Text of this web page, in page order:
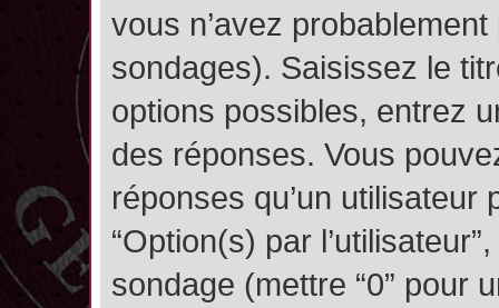
vous n’avez
sondages). Saisissez le
options possibles, entrez
des réponses. Vous
réponses qu’un
“Option(s) par
sondage (mettre “0” pour